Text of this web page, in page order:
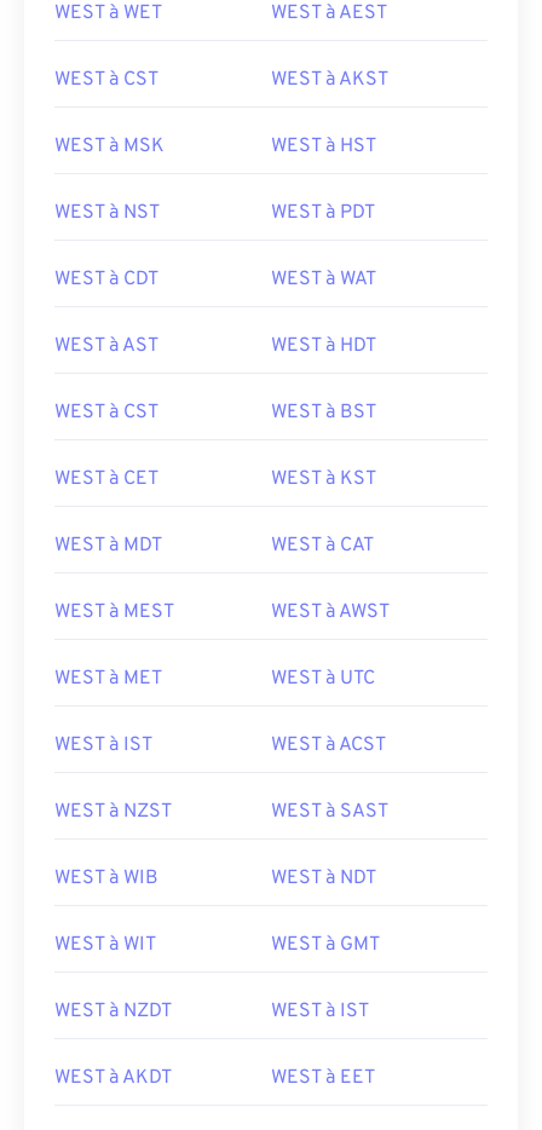
WEST à WET WEST à AEST
WEST à CST WEST à AKST
WEST à MSK WEST à HST
WEST à NST WEST à PDT
WEST à CDT WEST à WAT
WEST à AST WEST à HDT
WEST à CST WEST à BST
WEST à CET WEST à KST
WEST à MDT WEST à CAT
WEST à MEST WEST à AWST
WEST à MET WEST à UTC
WEST à IST WEST à ACST
WEST à NZST WEST à SAST
WEST à WIB WEST à NDT
WEST à WIT WEST à GMT
WEST à NZDT WEST à IST
WEST à AKDT WEST à EET